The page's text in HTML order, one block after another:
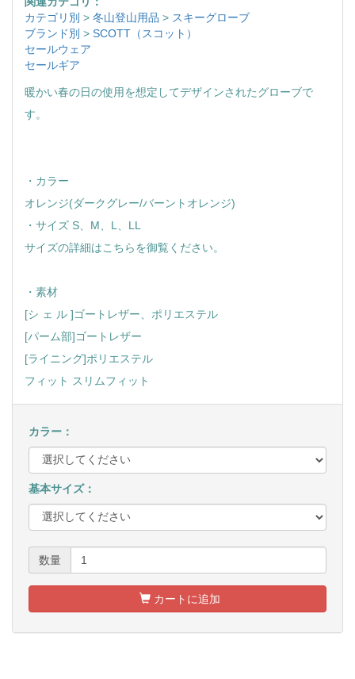
カテゴリ別 > 冬山登山用品 > スキーグローブ
ブランド別 > SCOTT（スコット）
セールウェア
セールギア
暖かい春の日の使用を想定してデザインされたグローブで
す。
・カラー
オレンジ(ダークグレー/バーントオレンジ)
・サイズ S、M、L、LL
サイズの詳細はこちらを御覧ください。
・素材
[シ ェ ル ]ゴートレザー、ポリエステル
[パーム部]ゴートレザー
[ライニング]ポリエステル
フィット スリムフィット
カラー：
基本サイズ：
数量
カートに追加